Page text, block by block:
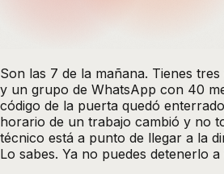
Son las 7 de la mañana. Tienes
y un grupo de WhatsApp con 40
código de la puerta quedó
horario de un trabajo cambió y no
técnico está a punto de llegar a la
Lo sabes. Ya no puedes detenerlo a